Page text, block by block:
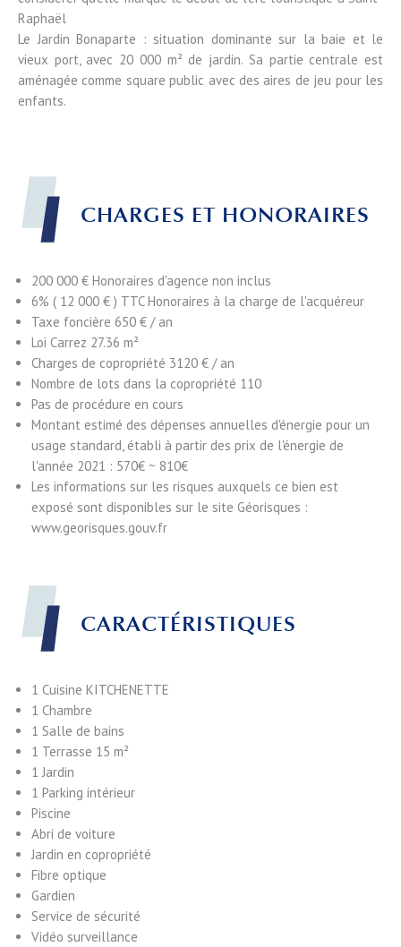
Raphaël
Le Jardin Bonaparte : situation dominante sur la baie et le
vieux port, avec 20 000 m² de jardin. Sa partie centrale est
aménagée comme square public avec des aires de jeu pour les
enfants.
CARACTÉRISTIQUES
1 Cuisine KITCHENETTE
1 Chambre
1 Salle de bains
1 Terrasse 15 m²
1 Jardin
1 Parking intérieur
Piscine
Abri de voiture
Jardin en copropriété
Fibre optique
Gardien
Service de sécurité
Vidéo surveillance
CHARGES ET HONORAIRES
200 000 € Honoraires d'agence non inclus
6% ( 12 000 € ) TTC Honoraires à la charge de l'acquéreur
Taxe foncière 650 € / an
Loi Carrez 27.36 m²
Charges de copropriété 3120 € / an
Nombre de lots dans la copropriété 110
Pas de procédure en cours
Montant estimé des dépenses annuelles d'énergie pour un
usage standard, établi à partir des prix de l'énergie de
l'année 2021 : 570€ ~ 810€
Les informations sur les risques auxquels ce bien est
exposé sont disponibles sur le site Géorisques :
www.georisques.gouv.fr